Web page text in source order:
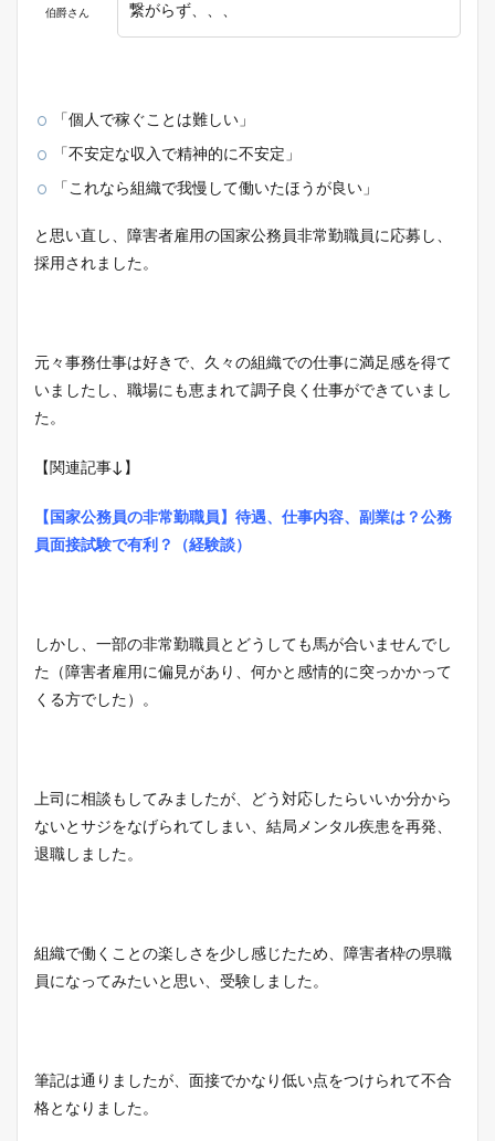
伯爵さん
繋がらず、、、
「個人で稼ぐことは難しい」
「不安定な収入で精神的に不安定」
「これなら組織で我慢して働いたほうが良い」
と思い直し、障害者雇用の国家公務員非常勤職員に応募し、
採用されました。
元々事務仕事は好きで、久々の組織での仕事に満足感を得て
いましたし、職場にも恵まれて調子良く仕事ができていまし
た。
【関連記事↓】
【国家公務員の非常勤職員】待遇、仕事内容、副業は？公務
員面接試験で有利？（経験談）
しかし、一部の非常勤職員とどうしても馬が合いませんでし
た（障害者雇用に偏見があり、何かと感情的に突っかかって
くる方でした）。
上司に相談もしてみましたが、どう対応したらいいか分から
ないとサジをなげられてしまい、結局メンタル疾患を再発、
退職しました。
組織で働くことの楽しさを少し感じたため、障害者枠の県職
員になってみたいと思い、受験しました。
筆記は通りましたが、面接でかなり低い点をつけられて不合
格となりました。